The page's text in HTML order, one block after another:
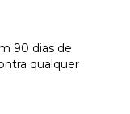
90 dias de
qualquer